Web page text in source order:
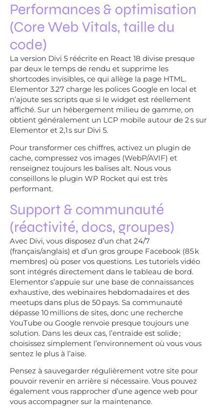
Performances & optimisation
(Core Web Vitals, taille du
code)
La version Divi 5 réécrite en React 18 divise presque
par deux le temps de rendu et supprime les
shortcodes invisibles, ce qui allège la page HTML.
Elementor 3.27 charge les polices Google en local et
n’ajoute ses scripts que si le widget est réellement
affiché. Sur un hébergement milieu de gamme, on
obtient généralement un LCP mobile autour de 2 s sur
Elementor et 2,1 s sur Divi 5.
Pour transformer ces chiffres, activez un plugin de
cache, compressez vos images (WebP/AVIF) et
renseignez toujours les balises alt. Nous vous
conseillons le plugin WP Rocket qui est très
performant.
Support & communauté
(réactivité, docs, groupes)
Avec Divi, vous disposez d’un chat 24/7
(français/anglais) et d’un gros groupe Facebook (85 k
membres) où poser vos questions. Les tutoriels vidéo
sont intégrés directement dans le tableau de bord.
Elementor s’appuie sur une base de connaissances
exhaustive, des webinaires hebdomadaires et des
meetups dans plus de 50 pays. Sa communauté
dépasse 10 millions de sites, donc une recherche
YouTube ou Google renvoie presque toujours une
solution. Dans les deux cas, l’entraide est solide ;
choisissez simplement l’environnement où vous vous
sentez le plus à l’aise.
Pensez à sauvegarder régulièrement votre site pour
pouvoir revenir en arrière si nécessaire. Vous pouvez
également vous rapprocher d’une agence web pour
vous accompagner sur la maintenance.